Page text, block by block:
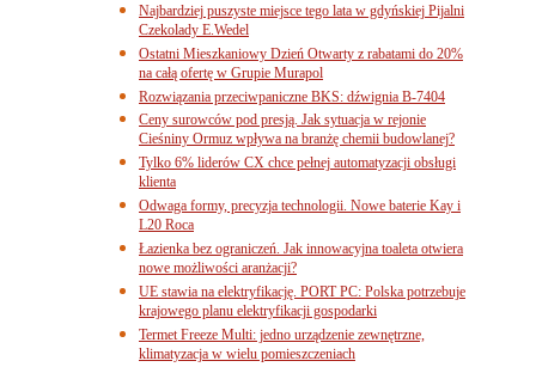
Najbardziej puszyste miejsce tego lata w gdyńskiej Pijalni
Czekolady E.Wedel
Ostatni Mieszkaniowy Dzień Otwarty z rabatami do 20%
na całą ofertę w Grupie Murapol
Rozwiązania przeciwpaniczne BKS: dźwignia B-7404
Ceny surowców pod presją. Jak sytuacja w rejonie
Cieśniny Ormuz wpływa na branżę chemii budowlanej?
Tylko 6% liderów CX chce pełnej automatyzacji obsługi
klienta
Odwaga formy, precyzja technologii. Nowe baterie Kay i
L20 Roca
Łazienka bez ograniczeń. Jak innowacyjna toaleta otwiera
nowe możliwości aranżacji?
UE stawia na elektryfikację. PORT PC: Polska potrzebuje
krajowego planu elektryfikacji gospodarki
Termet Freeze Multi: jedno urządzenie zewnętrzne,
klimatyzacja w wielu pomieszczeniach